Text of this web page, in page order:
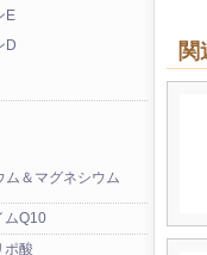
E
D
ム＆マグネシウム
ムQ10
ポ酸
関